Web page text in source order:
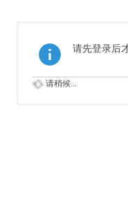
请先登录后
请稍候...